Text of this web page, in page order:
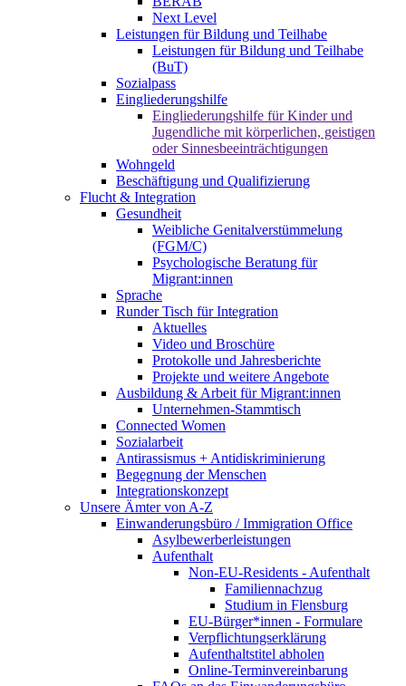
Next Level
Leistungen für Bildung und Teilhabe
Leistungen für Bildung und Teilhabe
(BuT)
Sozialpass
Eingliederungshilfe
Eingliederungshilfe für Kinder und
Jugendliche mit körperlichen, geistigen
oder Sinnesbeeinträchtigungen
Wohngeld
Beschäftigung und Qualifizierung
Flucht & Integration
Gesundheit
Weibliche Genitalverstümmelung
(FGM/C)
Psychologische Beratung für
Migrant:innen
Sprache
Runder Tisch für Integration
Aktuelles
Video und Broschüre
Protokolle und Jahresberichte
Projekte und weitere Angebote
Ausbildung & Arbeit für Migrant:innen
Unternehmen-Stammtisch
Connected Women
Sozialarbeit
Antirassismus + Antidiskriminierung
Begegnung der Menschen
Integrationskonzept
Unsere Ämter von A-Z
Einwanderungsbüro / Immigration Office
Asylbewerberleistungen
Aufenthalt
Non-EU-Residents - Aufenthalt
Familiennachzug
Studium in Flensburg
EU-Bürger*innen - Formulare
Verpflichtungserklärung
Aufenthaltstitel abholen
Online-Terminvereinbarung